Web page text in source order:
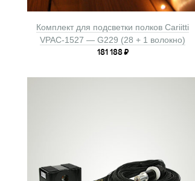
Комплект для подсветки полков Cariitti
VPAC-1527 — G229 (28 + 1 волокно)
181 188₽